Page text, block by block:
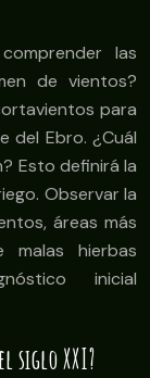
las
de vientos?
para
del Ebro. ¿Cuál
Esto definirá la
Observar la
áreas más
hierbas
inicial
siglo XXI?